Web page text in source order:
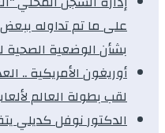
على ما تم تداوله ببعض
بشأن الوضعية
أوريغون الأمريكية ..
لقب بطولة العالم